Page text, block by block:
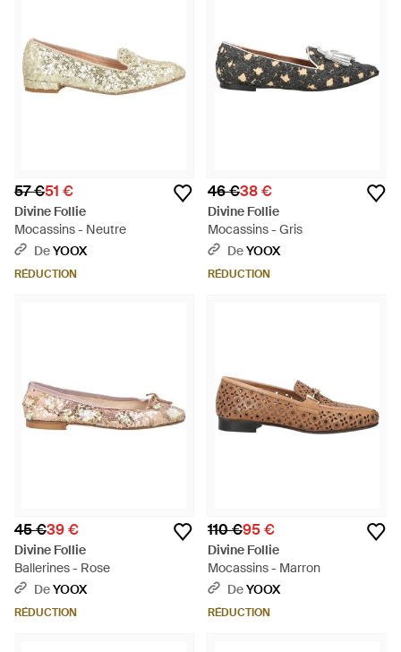
57 €51 €
Divine Follie
Mocassins - Neutre
DeYOOX
RÉDUCTION
46 €38 €
Divine Follie
Mocassins - Gris
DeYOOX
RÉDUCTION
45 €39 €
Divine Follie
Ballerines - Rose
DeYOOX
RÉDUCTION
110 €95 €
Divine Follie
Mocassins - Marron
DeYOOX
RÉDUCTION